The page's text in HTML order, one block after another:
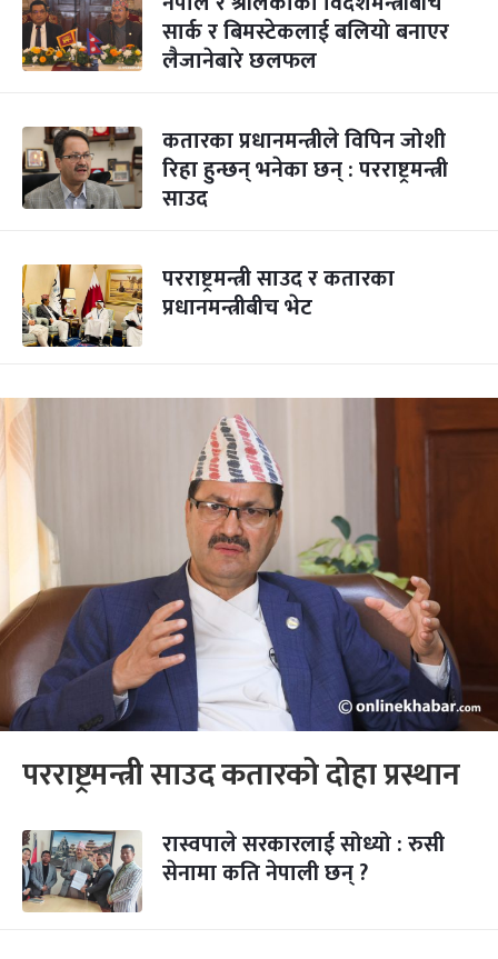
सार्क र बिमस्टेकलाई बलियो बनाएर
लैजानेबारे छलफल
कतारका प्रधानमन्त्रीले विपिन जोशी
रिहा हुन्छन् भनेका छन् : परराष्ट्रमन्त्री
साउद
परराष्ट्रमन्त्री साउद र कतारका
प्रधानमन्त्रीबीच भेट
परराष्ट्रमन्त्री साउद कतारको दोहा प्रस्थान
रास्वपाले सरकारलाई सोध्यो : रुसी
सेनामा कति नेपाली छन् ?